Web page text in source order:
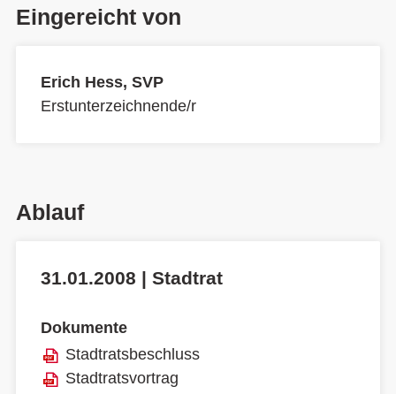
Eingereicht von
Erich Hess, SVP
Erstunterzeichnende/r
Ablauf
31.01.2008 | Stadtrat
Dokumente
Stadtratsbeschluss
Stadtratsvortrag